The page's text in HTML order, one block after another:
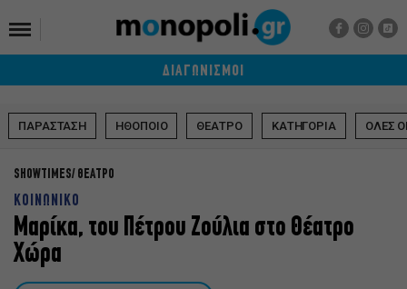
ΔΙΑΓΩΝΙΣΜΟΙ
ΠΑΡΑΣΤΑΣΗ ΗΘΟΠΟΙΟ ΘΕΑΤΡΟ ΚΑΤΗΓΟΡΙΑ ΟΛΕΣ
SHOWTIMES ΘΕΑΤΡΟ
ΚΟΙΝΩΝΙΚΟ
Μαρίκα, του Πέτρου Ζούλια στο Θέατρο
Χώρα